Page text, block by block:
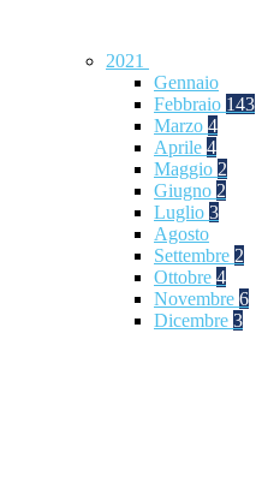
2021
Gennaio
Febbraio 143
Marzo 4
Aprile 4
Maggio 2
Giugno 2
Luglio 3
Agosto
Settembre 2
Ottobre 4
Novembre 6
Dicembre 3